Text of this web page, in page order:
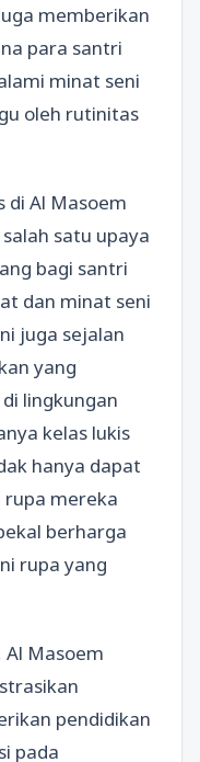
memberikan
para santri
minat seni
oleh rutinitas
di Al Masoem
satu upaya
bagi santri
dan minat seni
juga sejalan
yang
lingkungan
kelas lukis
hanya dapat
rupa mereka
berharga
rupa yang
Al Masoem
pendidikan
pada